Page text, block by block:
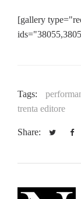
[gallery
Tags:
trenta editore
Share: